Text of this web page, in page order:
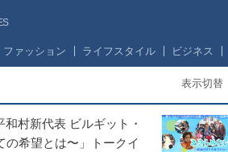
ファッション ライフスタイル ビジネス
表示切替
村新代表 ビルギット・
の希望とは〜」トークイ